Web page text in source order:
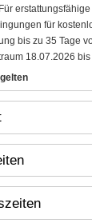
für
bis zu 35 Tage
18.07.2026